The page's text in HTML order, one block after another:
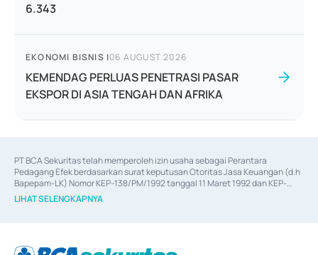
6.343
EKONOMI BISNIS |06 AUGUST 2026
KEMENDAG PERLUAS PENETRASI PASAR
EKSPOR DI ASIA TENGAH DAN AFRIKA
PT BCA Sekuritas telah memperoleh izin usaha sebagai Perantara
Pedagang Efek berdasarkan surat keputusan Otoritas Jasa Keuangan (d.h
Bapepam-LK) Nomor KEP-138/PM/1992 tanggal 11 Maret 1992 dan KEP-
06/D.04/2014 tanggal 28 Februari 2014, izin usaha sebagai Penjamin Emisi
Efek berdasarkan surat keputusan Otoritas Jasa Keuangan Nomor KEP-
berdasarkan surat keputusan Otoritas Jasa Keuangan Nomor S-
LIHAT SELENGKAPNYA